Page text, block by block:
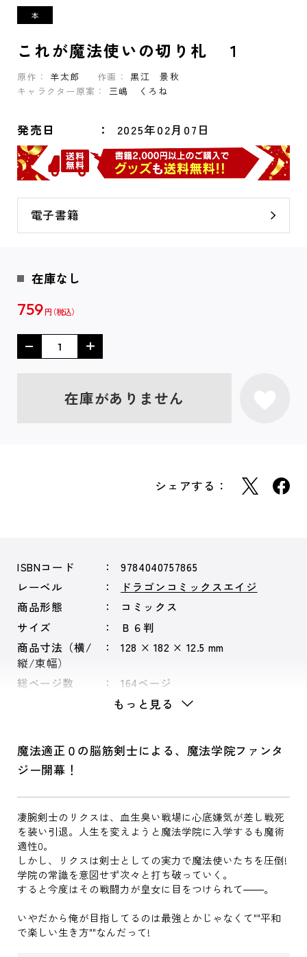
これが魔法使いの切り札 １
原作： 羊太郎 作画： 黒江 景秋
キャラクター原案：
三嶋 くろね
発売日 2025年02月07日
電子書籍
在庫なし
759 円
在庫がありません
シェアする：
ISBNコード
9784040757865
レーベル
ドラゴンコミックスエイジ
商品形態
コミックス
サイズ
Ｂ６判
商品寸法（横/
縦/束幅）
128 × 182 × 12.5 mm
総ページ数 164ページ
もっと見る
魔法適正０の脳筋剣士による、魔法学院ファンタ
ジー開幕！
凄腕剣士のリクスは、血生臭い戦場に心底嫌気が差し戦死
を装い引退。人生を変えようと魔法学院に入学するも魔術
適性0。
しかし、リクスは剣士としての実力で魔法使いたちを圧倒!
学院の常識を意図せず次々と打ち破っていく。
すると今度はその戦闘力が皇女に目をつけられて――。
いやだから俺が目指してるのは最強とかじゃなくて""平和
で楽しい生き方""なんだって!